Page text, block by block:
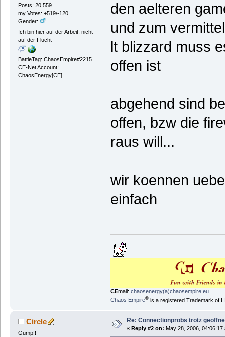
Posts: 20.559
my Votes: +519/-120
Gender:
Ich bin hier auf der Arbeit, nicht
auf der Flucht
BattleTag: ChaosEmpire#2215
CE-Net Account:
ChaosEnergy[CE]
den aelteren
und zum
lt blizzard muss
offen ist
abgehend sind
offen, bzw die
raus will...
wir koennen
einfach
CEmail: chaosenergy(a)chaosempire.eu
Chaos Empire®is a registered Trademark of
Circle
Gumpf!
Re: Connectionprobs trotz
« Reply #2 on: May 28, 2006, 04:06:17